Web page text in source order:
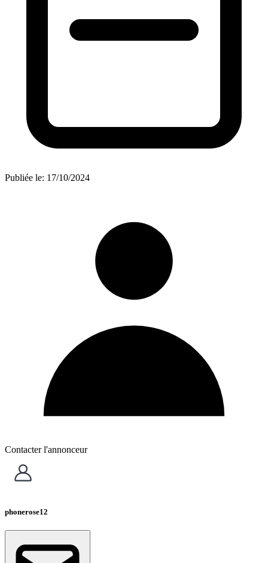
Publiée le: 17/10/2024
Contacter l'annonceur
phonerose12